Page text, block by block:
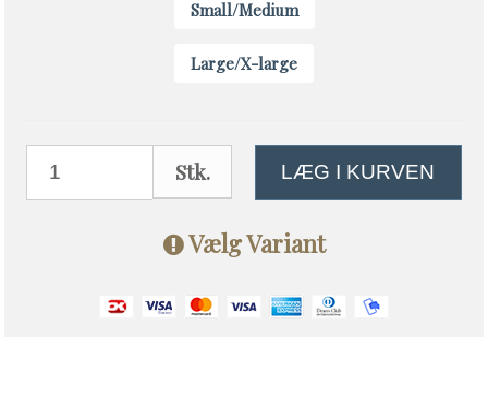
Small/Medium
Large/X-large
Stk. LÆG I KURVEN
Vælg Variant